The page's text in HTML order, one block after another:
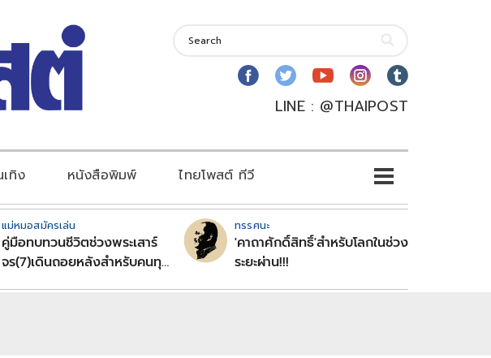
LINE : @THAIPOST
ทิง หนังสือพิมพ์ ไทยโพสต์ ทีวี
แม่หมอสมัครเล่น
คู่มือทบทวนชีวิตช่วงพระเสาร์
จร(7)เดินถอยหลังสำหรับคนทุก
ทรรศนะ
'คาถาศักดิ์สิทธิ์'สำหรับโลกในช่วง
ระยะผ่าน!!!